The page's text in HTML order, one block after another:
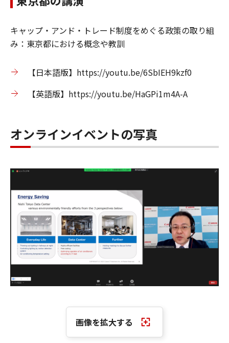
キャップ・アンド・トレード制度をめぐる政策の取り組
み：東京都における概念や教訓
【日本語版】https://youtu.be/6SbIEH9kzf0
【英語版】https://youtu.be/HaGPi1m4A-A
オンラインイベントの写真
画像を拡大する